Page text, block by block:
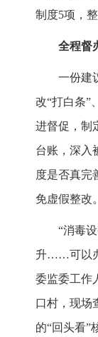
制度5项，
全程督
一份建
改“打白条”
进督促，制
台账，深入
度是否真完
免虚假整改。
“消毒
升……可以
委监委工作
口村，现场
的“回头看”